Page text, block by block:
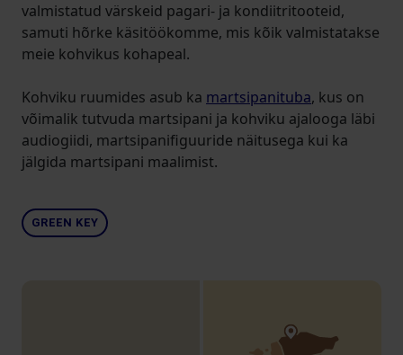
valmistatud värskeid pagari- ja kondiitritooteid,
samuti hõrke käsitöökomme, mis kõik valmistatakse
meie kohvikus kohapeal.
Kohviku ruumides asub ka martsipanituba, kus on
võimalik tutvuda martsipani ja kohviku ajalooga läbi
audiogiidi, martsipanifiguuride näitusega kui ka
jälgida martsipani maalimist.
GREEN KEY